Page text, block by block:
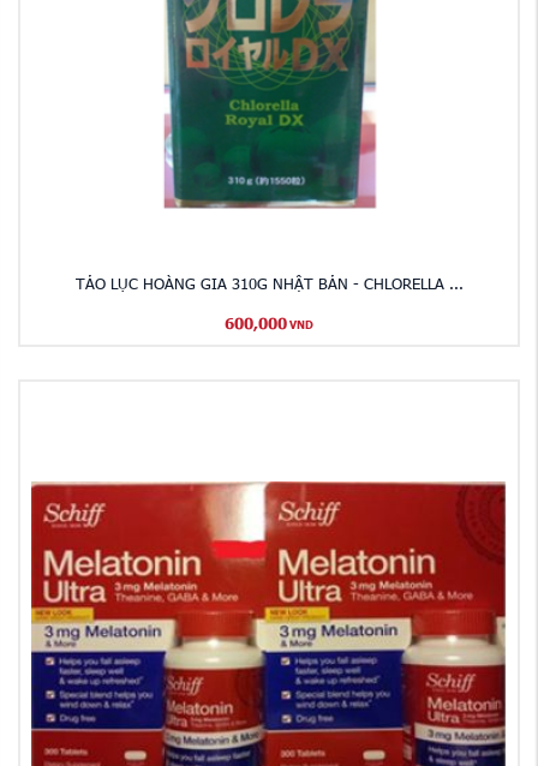
TẢO LỤC HOÀNG GIA 310G NHẬT BẢN - CHLORELLA ...
600,000 VND